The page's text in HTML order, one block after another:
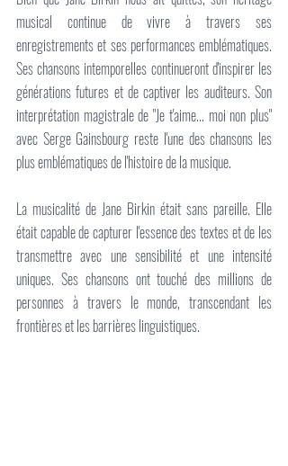
musical continue de vivre à travers ses
enregistrements et ses performances emblématiques.
Ses chansons intemporelles continueront d'inspirer les
générations futures et de captiver les auditeurs. Son
interprétation magistrale de "Je t'aime... moi non plus"
avec Serge Gainsbourg reste l'une des chansons les
plus emblématiques de l'histoire de la musique.
La musicalité de Jane Birkin était sans pareille. Elle
était capable de capturer l'essence des textes et de les
transmettre avec une sensibilité et une intensité
uniques. Ses chansons ont touché des millions de
personnes à travers le monde, transcendant les
frontières et les barrières linguistiques.